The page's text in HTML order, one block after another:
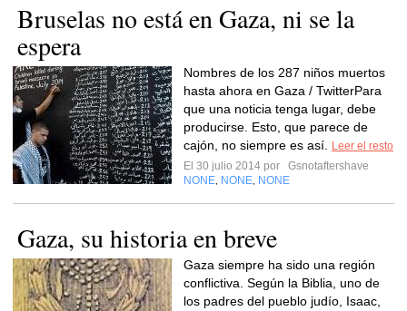
Bruselas no está en Gaza, ni se la
espera
Nombres de los 287 niños muertos
hasta ahora en Gaza / TwitterPara
que una noticia tenga lugar, debe
producirse. Esto, que parece de
cajón, no siempre es así.
Leer el resto
El 30 julio 2014 por
Gsnotaftershave
NONE NONE NONE
Gaza, su historia en breve
Gaza siempre ha sido una región
conflictiva. Según la Biblia, uno de
los padres del pueblo judío, Isaac,